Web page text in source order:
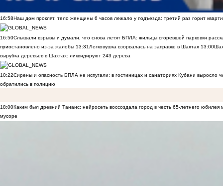
16:58Наш дом проклят, тело женщины 6 часов лежало у подъезда: третий раз горит
16:50Слышали взрывы и думали, что снова летят БПЛА: жильцы сгоревшей парковки
приостановлено из-за жалобы 13:31 Легковушка взорвалась на заправке в Шахтах 13:00
вырубка деревьев в Шахтах: ликвидируют 243 дерева
10:22Сирены и опасность БПЛА не испугали: в гостиницах и санаториях Кубани выросло
обратились в полицию
18:00Каким был древний Танаис: нейросеть воссоздала город в честь 65-летнего юбилея
мусоре